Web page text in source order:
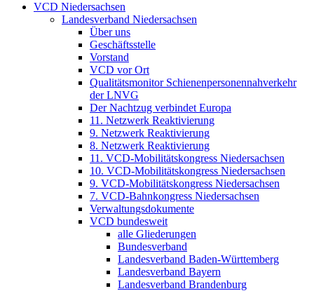
VCD Niedersachsen
Landesverband Niedersachsen
Über uns
Geschäftsstelle
Vorstand
VCD vor Ort
Qualitätsmonitor Schienenpersonennahverkehr
der LNVG
Der Nachtzug verbindet Europa
11. Netzwerk Reaktivierung
9. Netzwerk Reaktivierung
8. Netzwerk Reaktivierung
11. VCD-Mobilitätskongress Niedersachsen
10. VCD-Mobilitätskongress Niedersachsen
9. VCD-Mobilitätskongress Niedersachsen
7. VCD-Bahnkongress Niedersachsen
Verwaltungsdokumente
VCD bundesweit
alle Gliederungen
Bundesverband
Landesverband Baden-Württemberg
Landesverband Bayern
Landesverband Brandenburg